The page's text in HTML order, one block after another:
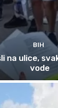
BIH
na ulice,
vode